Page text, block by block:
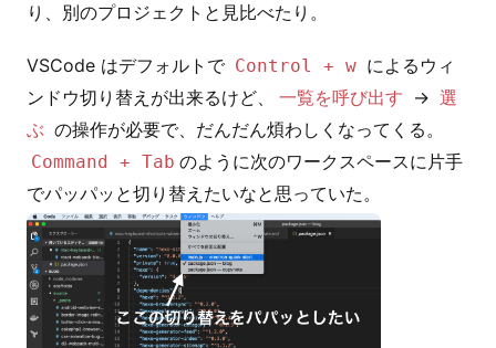
り、別のプロジェクトと見比べたり。
VSCode はデフォルトで Control + w によるウィ
ンドウ切り替えが出来るけど、
一覧を呼び出す → 選
ぶ
Command + Tab のように次のワークスペースに片手
でパッパッと切り替えたいなと思っていた。